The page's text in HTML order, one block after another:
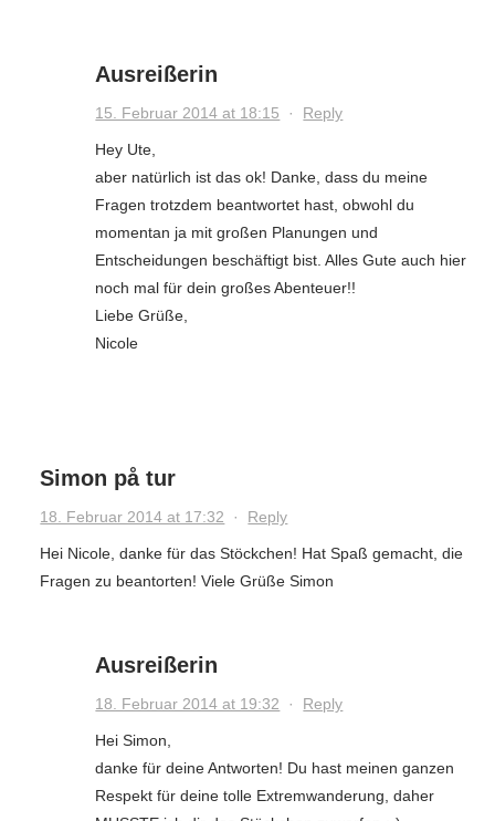
Ausreißerin
15. Februar 2014 at 18:15 · Reply
Hey Ute,
aber natürlich ist das ok! Danke, dass du meine
Fragen trotzdem beantwortet hast, obwohl du
momentan ja mit großen Planungen und
Entscheidungen beschäftigt bist. Alles Gute auch hier
noch mal für dein großes Abenteuer!!
Liebe Grüße,
Nicole
Simon på tur
18. Februar 2014 at 17:32 · Reply
Hei Nicole, danke für das Stöckchen! Hat Spaß gemacht, die
Fragen zu beantorten! Viele Grüße Simon
Ausreißerin
18. Februar 2014 at 19:32 · Reply
Hei Simon,
danke für deine Antworten! Du hast meinen ganzen
Respekt für deine tolle Extremwanderung, daher